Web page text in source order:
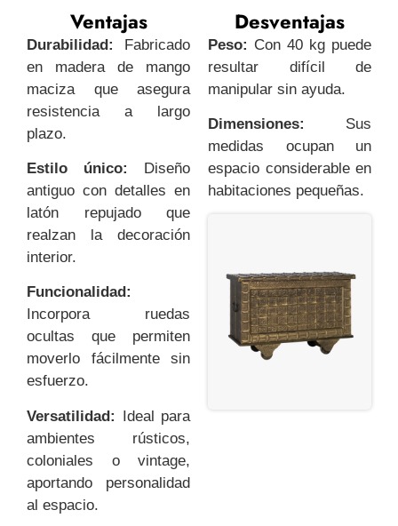
Ventajas
Durabilidad:
Fabricado
en madera de mango
maciza que asegura
resistencia a largo
plazo.
Estilo único:
Diseño
antiguo con detalles en
latón repujado que
realzan la decoración
interior.
Funcionalidad:
Incorpora ruedas
ocultas que permiten
moverlo fácilmente sin
esfuerzo.
Versatilidad: Ideal para
ambientes rústicos,
coloniales o vintage,
aportando personalidad
al espacio.
Desventajas
Peso: Con 40 kg puede
resultar difícil de
manipular sin ayuda.
Dimensiones:
Sus
medidas ocupan un
espacio considerable en
habitaciones pequeñas.